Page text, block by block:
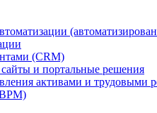
(CRM)
и портальные решения
активами и трудовыми